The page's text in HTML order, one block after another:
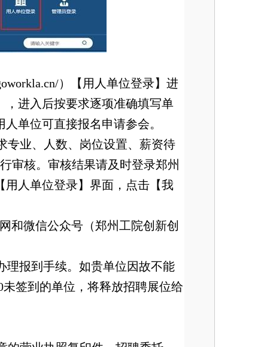
）【用人单位登录】进
进入后按要求逐项准确填写单
单位可直接报名申请参会。
专业、人数、岗位设置、薪资待
审核。审核结果请及时登录郑州
用人单位登录】界面，点击【我
和微信公众号（郑州工院创新创
理报到手续。如贵单位因故不能
签到的单位，将释放招聘展位给